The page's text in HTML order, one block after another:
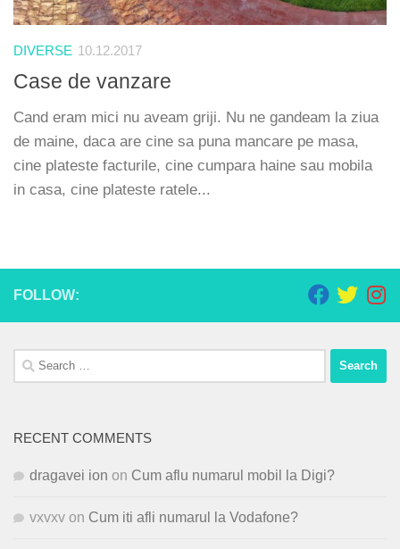
DIVERSE 10.12.2017
Case de vanzare
Cand eram mici nu aveam griji. Nu ne gandeam la ziua
de maine, daca are cine sa puna mancare pe masa,
cine plateste facturile, cine cumpara haine sau mobila
in casa, cine plateste ratele...
FOLLOW:
Search
for:
RECENT COMMENTS
dragavei ion on Cum aflu numarul mobil la Digi?
vxvxv on Cum iti afli numarul la Vodafone?